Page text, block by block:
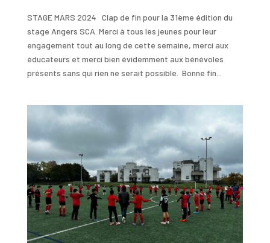
STAGE MARS 2024 Clap de fin pour la 31ème édition du
stage Angers SCA. Merci à tous les jeunes pour leur
engagement tout au long de cette semaine, merci aux
éducateurs et merci bien évidemment aux bénévoles
présents sans qui rien ne serait possible. Bonne fin...